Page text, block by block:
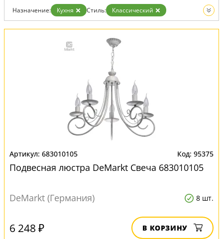
Назначение: Кухня Стиль:
Классический
Вид:
Люстры
683010105 95375
Подвесная люстра DeMarkt Свеча 683010105
DeMarkt (Германия) 8 шт.
6 248 ₽ В КОРЗИНУ